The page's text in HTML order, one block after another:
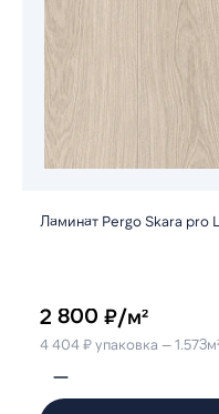
Ламинат Pergo Skara pro
2 800 ₽/м²
4 404 ₽ упаковка —